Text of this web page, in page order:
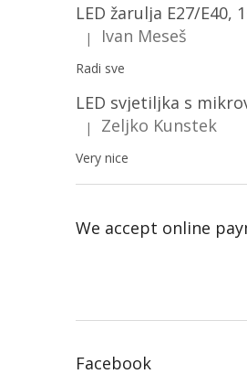
LED žarulja E27/E40,
The product rating is 5 out of
| Ivan Meseš
Radi sve
The product rating is 5 out of
| Zeljko Kunstek
Very nice
We accept online
Facebook